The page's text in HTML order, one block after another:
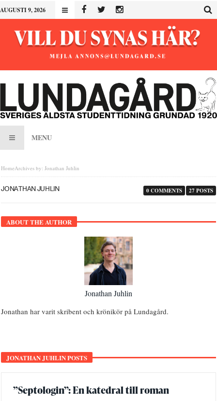
AUGUSTI 9, 2026
MENU
HomeArchives by: Jonathan Juhlin
JONATHAN JUHLIN 27 POSTS
0 COMMENTS
ABOUT THE AUTHOR
Jonathan Juhlin
Jonathan har varit skribent och krönikör på Lundagård.
JONATHAN JUHLIN POSTS
”Septologin”: En katedral till roman